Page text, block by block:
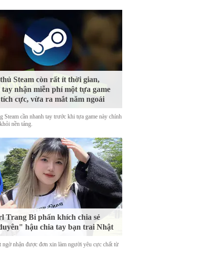
Steam còn rất ít thời gian,
nhận miễn phí một tựa game
cực, vừa ra mắt năm ngoái
Steam cần nhanh tay trước khi tựa game này chính
nền tảng.
Trang Bi phấn khích chia sẻ
hậu chia tay bạn trai Nhật
ngờ nhận được đơn xin làm người yêu cực chất từ